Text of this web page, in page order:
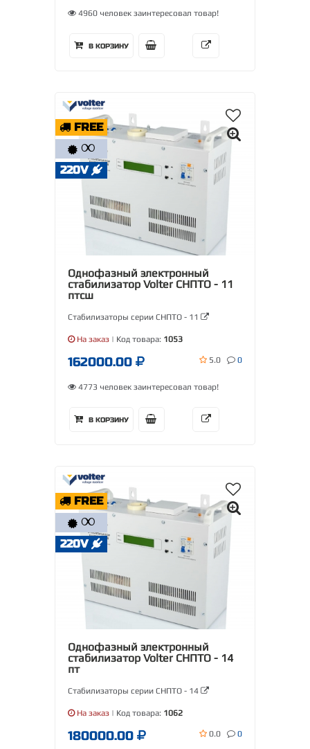
4960 человек заинтересовал товар!
В КОРЗИНУ
FREE
∞
220V
Однофазный электронный
стабилизатор Volter СНПТО - 11
птсш
Стабилизаторы серии СНПТО - 11
На заказ | Код товара: 1053
162000.00 5.0 0
4773 человек заинтересовал товар!
В КОРЗИНУ
FREE
∞
220V
Однофазный электронный
стабилизатор Volter СНПТО - 14
пт
Стабилизаторы серии СНПТО - 14
На заказ | Код товара: 1062
180000.00 0.0 0